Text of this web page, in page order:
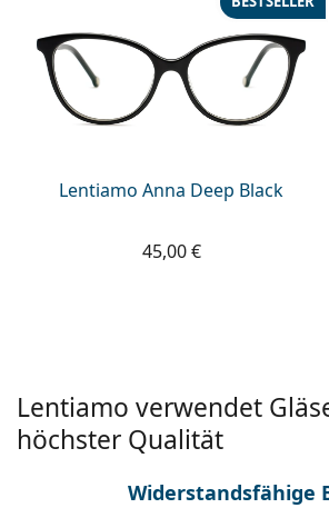
Prada
Alle Marken
Lentiamo Anna Deep Black
45,00 €
Lentiamo verwendet
höchster Qualität
Widerstandsfähige